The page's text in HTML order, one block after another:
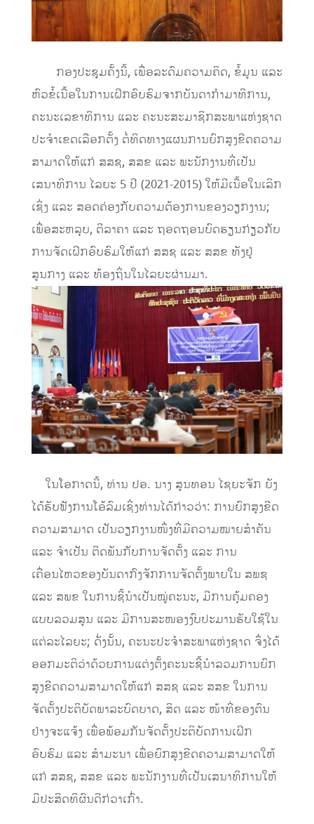
ກອງປະຊຸມຄັ້ງນີ້, ເພື່ອລະດົມຄວາມຄິດ, ຂໍ້ມູນ ແລະ
ຫົວຂໍ້ເນື້ອໃນການເຝິກອົບຮົມຈາກບັນດາກຳມາທິການ,
ຄະນະເລຂາທິການ ແລະ ຄະນະສະມາຊິກສະພາແຫ່ງຊາດ
ປະຈຳເຂດເລືອກຕັ້ງ ຕໍ່ທິດທາງແຜນການຍົກສູງຂີດຄວາມ
ສາມາດໃຫ້ແກ່ ສສຊ, ສສຂ ແລະ ພະນັກງານທີ່ເປັນ
ເສນາທິການ ໄລຍະ 5 ປີ (2021-2015)ໃຫ້ມີເນື້ອໃນເລິກ
ເຊິ່ງ ແລະ ສອດຄ່ອງກັບຄວາມຕ້ອງການຂອງວຽກງານ;
ເພື່ອສະຫລຸບ, ຕີລາຄາ ແລະ ຖອດຖອນບົດຮຽນກ່ຽວກັບ
ການຈັດເຝິກອົບຮົມໃຫ້ແກ່ ສສຊ ແລະ ສສຂ ທັງຢູ່
ສູນກາງ ແລະ ທ້ອງຖິ່ນໃນໄລຍະຜ່ານມາ.
ໃນໂອກາດນີ້, ທ່ານ ປອ. ນາງ ສູນທອນ ໄຊຍະຈັກ ຍັງ
ໄດ້ຮັບຟັງການໂອ້ລົມເຊິ່ງທ່ານໄດ້ກ່າວວ່າ: ການຍົກສູງຂີດ
ຄວາມສາມາດ ເປັນວຽກງານໜຶ່ງທີ່ມີຄວາມໝາຍສຳຄັນ
ແລະ ຈຳເປັນ ຕິດພັນກັບການຈັດຕັ້ງ ແລະ ການ
ເຄື່ອນໄຫວຂອງບັນດາກົງຈັກການຈັດຕັ້ງພາຍໃນ ສພຊ
ແລະ ສພຂ ໃນການຊີ້ນໍາເປັນໝູ່ຄະນະ, ມີການຄຸ້ມຄອງ
ແບບລວມສູນ ແລະ ມີການສະໜອງງົບປະມານຮັບໃຊ້ໃນ
ແຕ່​ລະໄລຍະ; ດັ່ງນັ້ນ, ຄະນະປະຈຳສະພາແຫ່ງຊາດ ຈຶ່ງໄດ້​
ອອກມະຕິວ່າ​ດ້ວຍ​ການ​ແຕ່ງ​ຕັ້ງ​ຄະ​ນະ​ຊີ້​ນຳ​ລວມການ​ຍົກ​
ສູງ​ຂີດ​ຄວາມ​ສາ​ມາດໃຫ້​ແກ່​ ສສຊ ແລະ ສສຂ ໃນການ
ຈັດຕັ້ງປະຕິບັດພາລະບົດບາດ, ສິດ ແລະ ໜ້າທີ່​ຂອງຕົນ
ຢ່າງຈະແຈ້ງ ເພື່ອພ້ອມກັນຈັດຕັ້ງປະຕິບັດການເຝິກ
ອົບຮົມ ແລະ ສຳມະນາ ເພື່ອຍົກສູງຂີດຄວາມສາມາດໃຫ້​
ແກ່ ສສຊ, ສສຂ ແລະ ພະນັກງານທີ່​ເປັນເສນາທິການໃຫ້
ມີປະສິດທິຜົນດີກ່ວາເກົ່າ.